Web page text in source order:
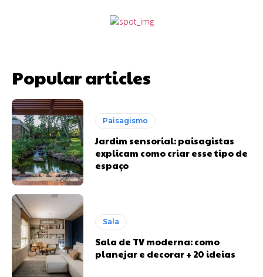
Popular articles
Paisagismo
Jardim sensorial: paisagistas
explicam como criar esse tipo de
espaço
Sala
Sala de TV moderna: como
planejar e decorar + 20 ideias